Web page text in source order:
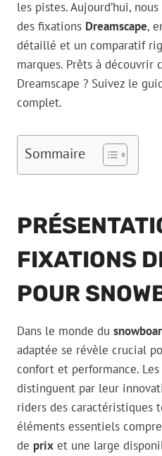
les pistes. Aujourd’hui,
des fixations Dreamscape,
détaillé et un comparatif
marques. Prêts à découvrir
Dreamscape ? Suivez le
complet.
Sommaire
FIXATIONS
POUR
Dans le monde du
adaptée se révèle crucial
confort et performance.
distinguent par leur
riders des caractéristiques
éléments essentiels
de prix et une large